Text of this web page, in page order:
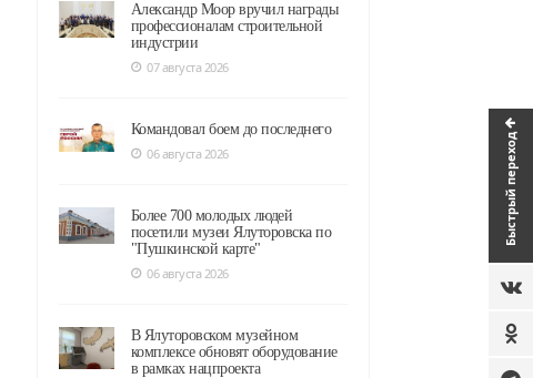
Быстрый переход
Александр Моор вручил награды
профессионалам строительной
индустрии
07 августа 2026
Командовал боем до последнего
06 августа 2026
Более 700 молодых людей
посетили музеи Ялуторовска по
"Пушкинской карте"
06 августа 2026
В Ялуторовском музейном
комплексе обновят оборудование
в рамках нацпроекта